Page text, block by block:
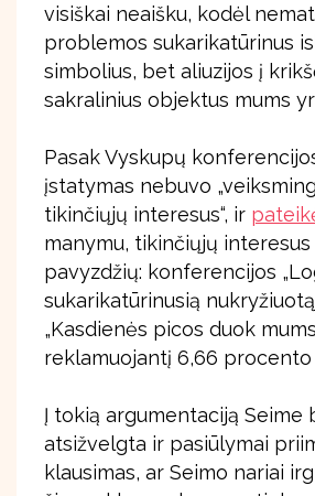
visiškai neaišku, kodėl
problemos sukarikatūrinus
simbolius, bet aliuzijos į
sakralinius objektus mums
Pasak Vyskupų
įstatymas nebuvo
tikinčiųjų interesus“, ir
manymu, tikinčiųjų
pavyzdžių: konferencijos
sukarikatūrinusią
„Kasdienės picos duok
reklamuojantį 6,66 procento
Į tokią argumentaciją Seime
atsižvelgta ir pasiūlymai
klausimas, ar Seimo nariai